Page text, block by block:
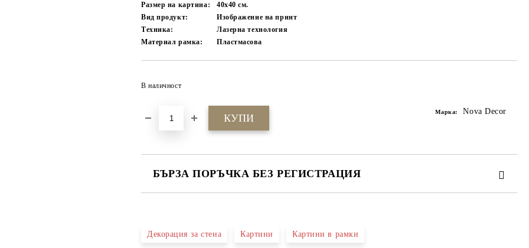
Размер на картина:
40х40 см.
Вид продукт:
Изображение на принт
Техника:
Лазерна технология
Материал рамка:
Пластмасова
В наличност
Марка: Nova Decor
БЪРЗА ПОРЪЧКА БЕЗ РЕГИСТРАЦИЯ
Декорация за стена Картини Картини в рамки